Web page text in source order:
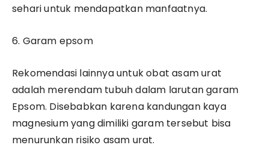
sehari untuk mendapatkan manfaatnya.
6. Garam epsom
Rekomendasi lainnya untuk obat asam urat
adalah merendam tubuh dalam larutan garam
Epsom. Disebabkan karena kandungan kaya
magnesium yang dimiliki garam tersebut bisa
menurunkan risiko asam urat.